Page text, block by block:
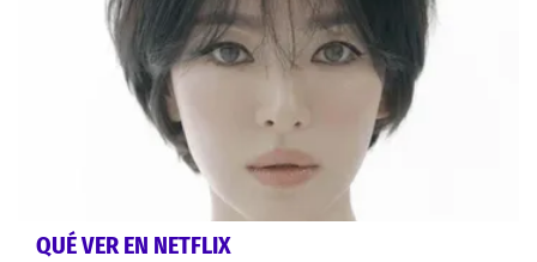
QUÉ VER EN NETFLIX